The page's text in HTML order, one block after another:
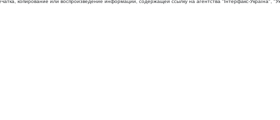
копирование или воспроизведение информации, содержащей ссылку на агентства "Iнтерфакс-Україна",